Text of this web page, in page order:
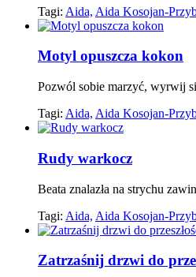
Tagi: Aida, Aida Kosojan-
Motyl opuszcza kokon
Pozwól sobie marzyć, wyrwij
Tagi: Aida, Aida Kosojan-
Rudy warkocz
Beata znalazła na strychu
Tagi: Aida, Aida Kosojan-
Zatrzaśnij drzwi do